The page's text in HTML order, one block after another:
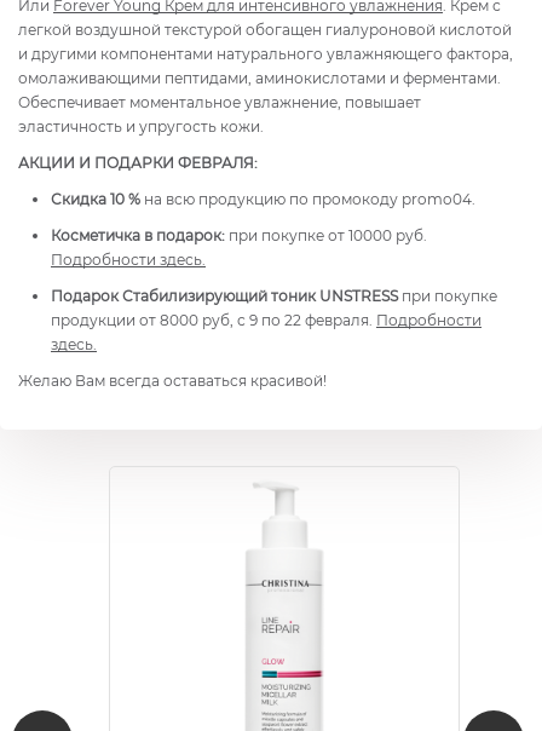
Или Forever Young Крем для интенсивного увлажнения . Крем с
легкой воздушной текстурой обогащен гиалуроновой кислотой
и другими компонентами натурального увлажняющего фактора,
омолаживающими пептидами, аминокислотами и ферментами.
Обеспечивает моментальное увлажнение, повышает
эластичность и упругость кожи.
АКЦИИ И ПОДАРКИ ФЕВРАЛЯ:
Скидка 10 % на всю продукцию по промокоду promo04.
Косметичка в подарок: при покупке от 10000 руб.
Подробности здесь.
Подарок Стабилизирующий тоник UNSTRESS при покупке
продукции от 8000 руб, с 9 по 22 февраля. Подробности
здесь.
Желаю Вам всегда оставаться красивой!